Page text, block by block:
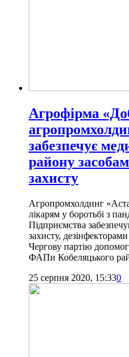
Агрофірма
забезпечує
району
захисту
Агропромхолдинг
лікарям у боротьбі з
Підприємства
захисту,
Чергову партію
ФАПи Кобеляцького
25 серпня 2020, 15:330